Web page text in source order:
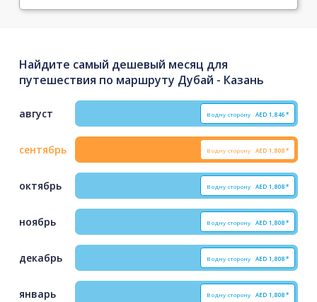
Найдите самый дешевый месяц для
путешествия по маршруту Дубай - Казань
август В одну сторону AED 1,846*
сентябрь В одну сторону AED 1,808*
октябрь В одну сторону AED 1,808*
ноябрь В одну сторону AED 1,808*
декабрь В одну сторону AED 1,808*
январь В одну сторону AED 1,808*